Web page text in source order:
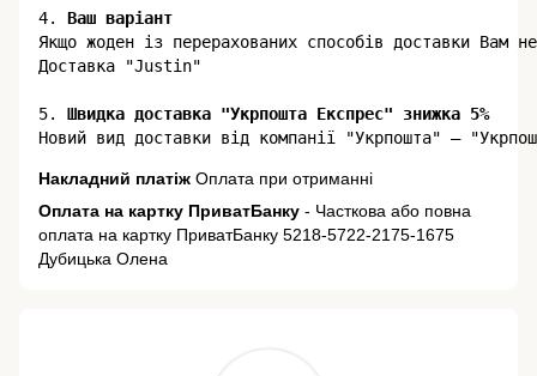
4. Ваш варіант
Якщо жоден із перерахованих способів доставки Вам
Доставка "Justin"
5. Швидка доставка "Укрпошта Експрес" знижка 5%
Накладний платіж Оплата при отриманні
Оплата на картку ПриватБанку - Часткова або повна
оплата на картку ПриватБанку 5218-5722-2175-1675
Дубицька Олена